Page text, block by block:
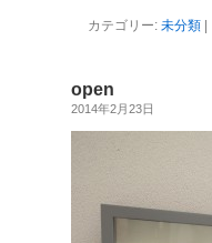
カテゴリー: 未分類|
open
2014年2月23日